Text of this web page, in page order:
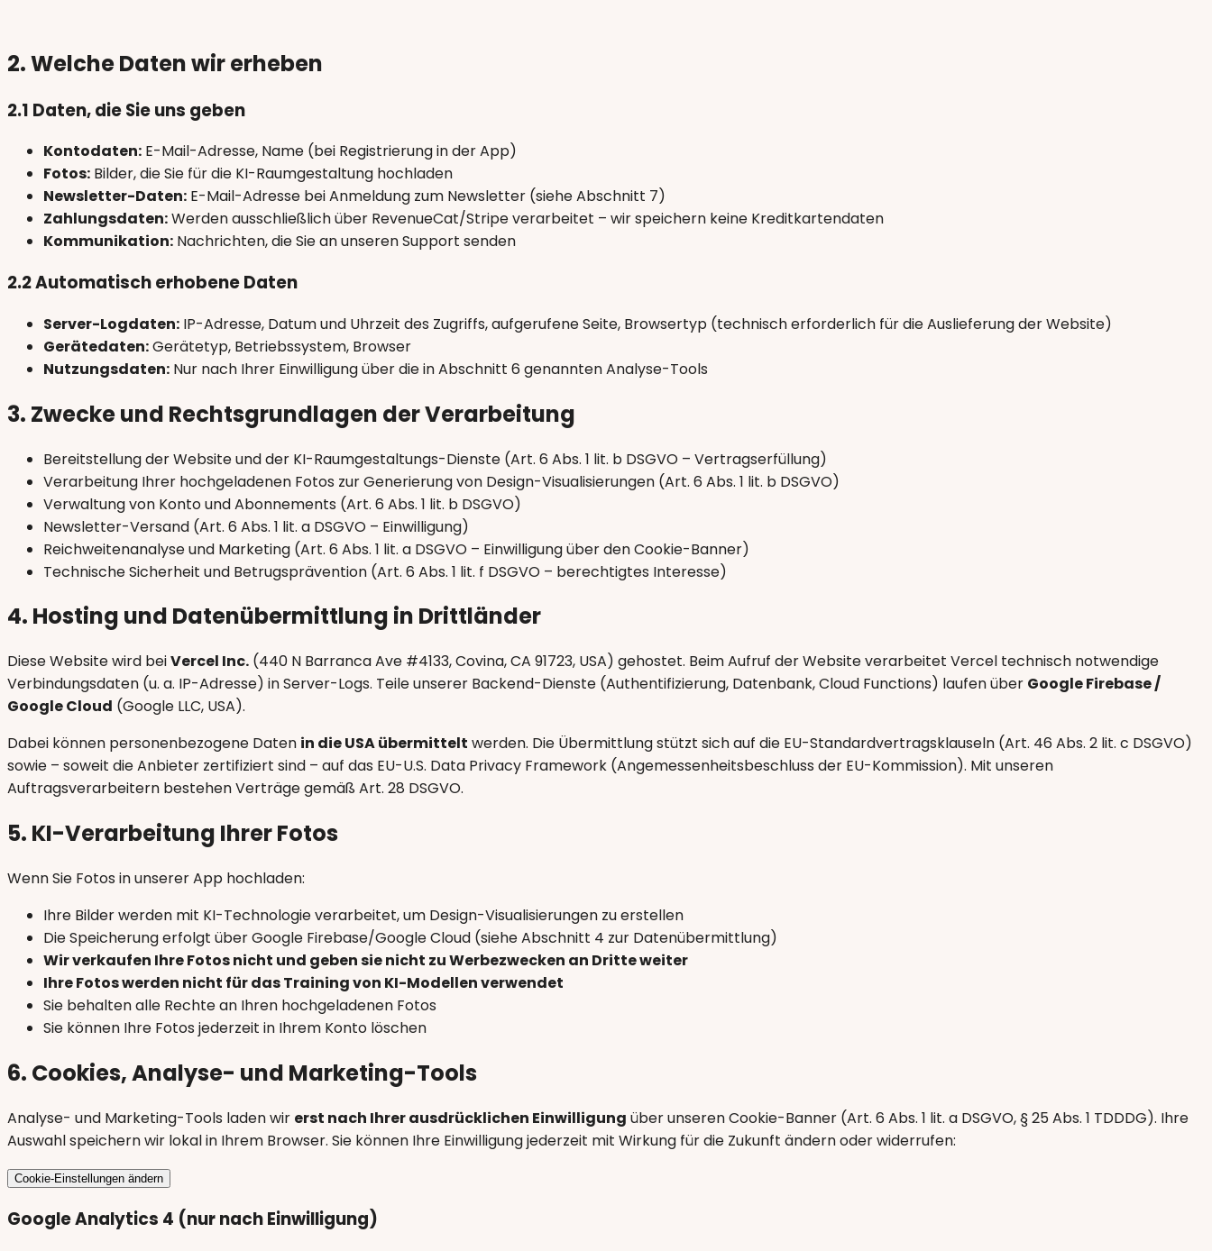
2. Welche Daten wir erheben
2.1 Daten, die Sie uns geben
Kontodaten: E-Mail-Adresse, Name (bei Registrierung in der App)
Fotos: Bilder, die Sie für die KI-Raumgestaltung hochladen
Newsletter-Daten: E-Mail-Adresse bei Anmeldung zum Newsletter (siehe Abschnitt 7)
Zahlungsdaten:Werden ausschließlich über RevenueCat/Stripe verarbeitet – wir speichern keine Kreditkartendaten
Kommunikation: Nachrichten, die Sie an unseren Support senden
2.2 Automatisch erhobene Daten
Server-Logdaten: IP-Adresse, Datum und Uhrzeit des Zugriffs, aufgerufene Seite, Browsertyp (technisch erforderlich für die Auslieferung der Website)
Gerätedaten:Gerätetyp, Betriebssystem, Browser
Nutzungsdaten: Nur nach Ihrer Einwilligung über die in Abschnitt 6 genannten Analyse-Tools
3. Zwecke und Rechtsgrundlagen der Verarbeitung
Bereitstellung der Website und der KI-Raumgestaltungs-Dienste (Art. 6 Abs. 1 lit. b DSGVO – Vertragserfüllung)
Verarbeitung Ihrer hochgeladenen Fotos zur Generierung von Design-Visualisierungen (Art. 6 Abs. 1 lit. b DSGVO)
Verwaltung von Konto und Abonnements (Art. 6 Abs. 1 lit. b DSGVO)
Newsletter-Versand (Art. 6 Abs. 1 lit. a DSGVO – Einwilligung)
Reichweitenanalyse und Marketing (Art. 6 Abs. 1 lit. a DSGVO – Einwilligung über den Cookie-Banner)
Technische Sicherheit und Betrugsprävention (Art. 6 Abs. 1 lit. f DSGVO – berechtigtes Interesse)
4. Hosting und Datenübermittlung in Drittländer
Diese Website wird beiVercel Inc. (440 N Barranca Ave #4133, Covina, CA 91723, USA) gehostet. Beim Aufruf der Website verarbeitet Vercel technisch notwendige
Verbindungsdaten (u. a. IP-Adresse) in Server-Logs. Teile unserer Backend-Dienste (Authentifizierung, Datenbank, Cloud Functions) laufen über Google Firebase /
Google Cloud (Google LLC, USA).
Dabei können personenbezogene Daten in die USA übermittelt werden. Die Übermittlung stützt sich auf die EU-Standardvertragsklauseln (Art. 46 Abs. 2 lit. c DSGVO)
sowie – soweit die Anbieter zertifiziert sind – auf das EU-U.S. Data Privacy Framework (Angemessenheitsbeschluss der EU-Kommission). Mit unseren
Auftragsverarbeitern bestehen Verträge gemäß Art. 28 DSGVO.
5. KI-Verarbeitung Ihrer Fotos
Wenn Sie Fotos in unserer App hochladen:
Ihre Bilder werden mit KI-Technologie verarbeitet, um Design-Visualisierungen zu erstellen
Die Speicherung erfolgt über Google Firebase/Google Cloud (siehe Abschnitt 4 zur Datenübermittlung)
Wir verkaufen Ihre Fotos nicht und geben sie nicht zu Werbezwecken an Dritte weiter
Ihre Fotos werden nicht für das Training von KI-Modellen verwendet
Sie behalten alle Rechte an Ihren hochgeladenen Fotos
Sie können Ihre Fotos jederzeit in Ihrem Konto löschen
6. Cookies, Analyse- und Marketing-Tools
Analyse- und Marketing-Tools laden wir erst nach Ihrer ausdrücklichen Einwilligung über unseren Cookie-Banner (Art. 6 Abs. 1 lit. a DSGVO, § 25 Abs. 1 TDDDG). Ihre
Auswahl speichern wir lokal in Ihrem Browser. Sie können Ihre Einwilligung jederzeit mit Wirkung für die Zukunft ändern oder widerrufen:
Cookie-Einstellungen ändern
Google Analytics 4 (nur nach Einwilligung)